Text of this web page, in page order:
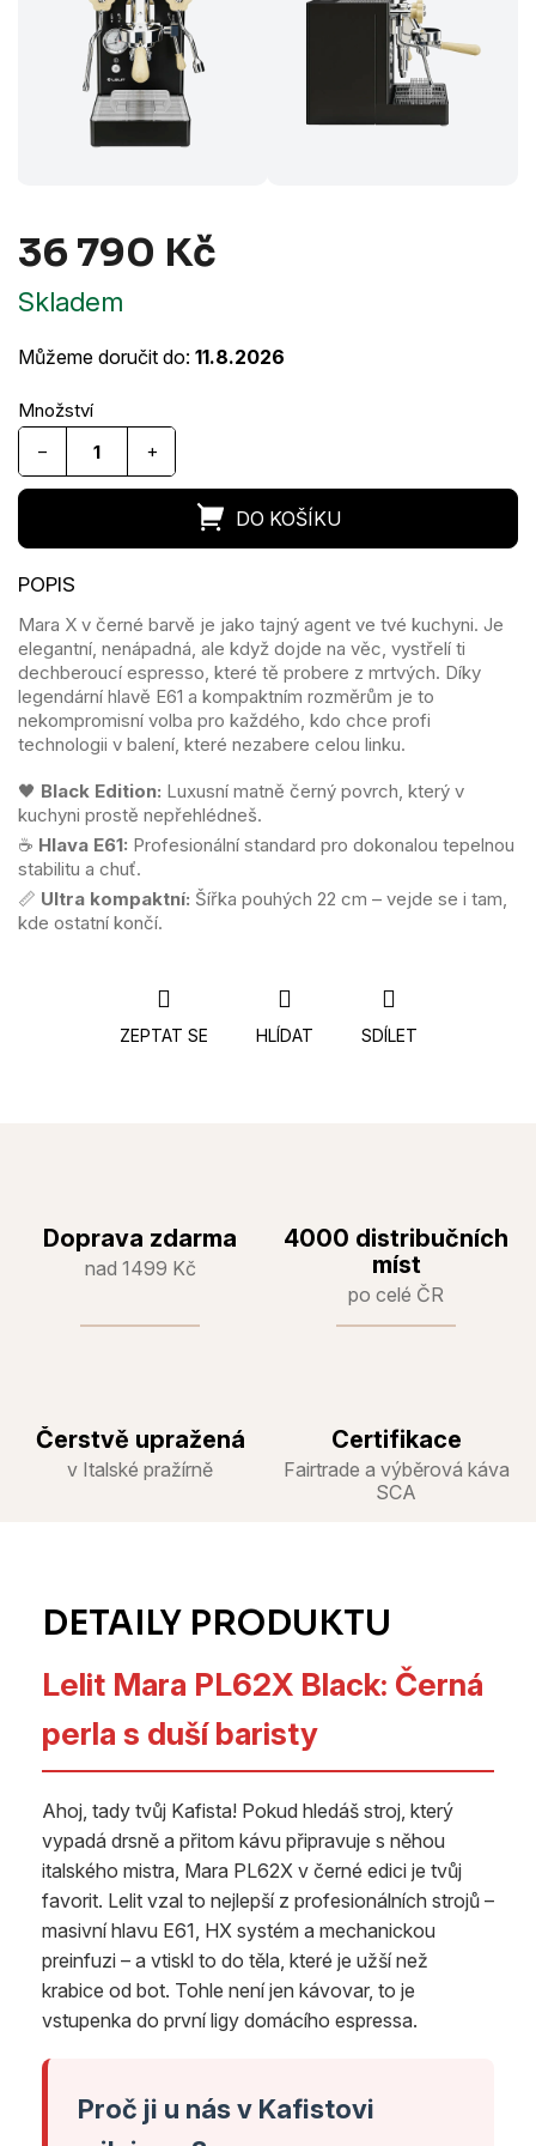
36 790 Kč
Skladem
Můžeme doručit do: 11.8.2026
+
−
Mara X v černé barvě je jako tajný agent ve tvé kuchyni. Je
elegantní, nenápadná, ale když dojde na věc, vystřelí ti
dechberoucí espresso, které tě probere z mrtvých. Díky
legendární hlavě E61 a kompaktním rozměrům je to
nekompromisní volba pro každého, kdo chce profi
technologii v balení, které nezabere celou linku.
🖤 Black Edition: Luxusní matně černý povrch, který v
kuchyni prostě nepřehlédneš.
☕ Hlava E61: Profesionální standard pro dokonalou tepelnou
stabilitu a chuť.
📏 Ultra kompaktní: Šířka pouhých 22 cm – vejde se i tam,
kde ostatní končí.
ZEPTAT SE HLÍDAT SDÍLET
Doprava zdarma
nad 1499 Kč
4000 distribučních
míst
po celé ČR
Čerstvě upražená
v Italské pražírně
Certifikace
Fairtrade a výběrová káva
SCA
Lelit Mara PL62X Black: Černá
perla s duší baristy
Ahoj, tady tvůj Kafista! Pokud hledáš stroj, který
vypadá drsně a přitom kávu připravuje s něhou
italského mistra, Mara PL62X v černé edici je tvůj
favorit. Lelit vzal to nejlepší z profesionálních strojů –
masivní hlavu E61, HX systém a mechanickou
preinfuzi – a vtiskl to do těla, které je užší než
krabice od bot. Tohle není jen kávovar, to je
vstupenka do první ligy domácího espressa.
Proč ji u nás v Kafistovi